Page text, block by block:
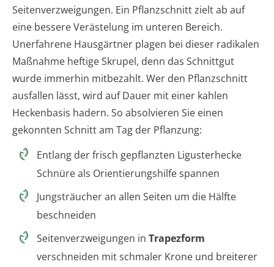
Seitenverzweigungen. Ein Pflanzschnitt zielt ab auf
eine bessere Verästelung im unteren Bereich.
Unerfahrene Hausgärtner plagen bei dieser radikalen
Maßnahme heftige Skrupel, denn das Schnittgut
wurde immerhin mitbezahlt. Wer den Pflanzschnitt
ausfallen lässt, wird auf Dauer mit einer kahlen
Heckenbasis hadern. So absolvieren Sie einen
gekonnten Schnitt am Tag der Pflanzung:
Entlang der frisch gepflanzten Ligusterhecke
Schnüre als Orientierungshilfe spannen
Jungsträucher an allen Seiten um die Hälfte
beschneiden
Seitenverzweigungen in Trapezform
verschneiden mit schmaler Krone und breiterer